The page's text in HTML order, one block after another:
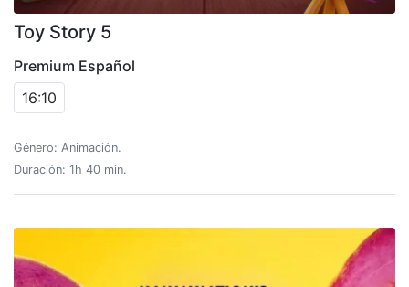
Toy Story 5
Premium Español
16:10
Género: Animación.
Duración: 1h 40 min.